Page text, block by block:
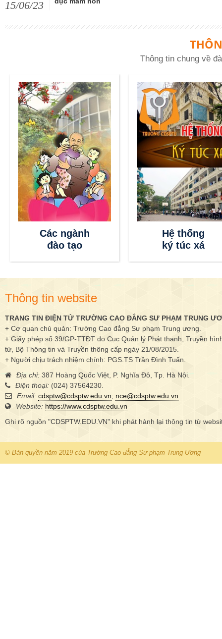
15/06/23
Thông tin chung về
Các ngành
đào tạo
Hệ thống
ký túc xá
Thông tin website
TRANG TIN ĐIỆN TỬ TRƯỜNG CAO ĐẲNG SƯ PHẠM TRUNG
+ Cơ quan chủ quản: Trường Cao đẳng Sư phạm Trung ương.
+ Giấy phép số 39/GP-TTĐT do Cục Quản lý Phát thanh, Truyền
tử, Bộ Thông tin và Truyền thông cấp ngày 21/08/2015.
+ Người chịu trách nhiệm chính: PGS.TS Trần Đình Tuấn.
Địa chỉ: 387 Hoàng Quốc Việt, P. Nghĩa Đô, Tp. Hà Nội.
Điện thoại: (024) 37564230.
Email: cdsptw@cdsptw.edu.vn; nce@cdsptw.edu.vn
Website: https://www.cdsptw.edu.vn
Ghi rõ nguồn "CDSPTW.EDU.VN" khi phát hành lại thông tin từ
© Bản quyền năm 2019 của Trường Cao đẳng Sư phạm Trung Ương